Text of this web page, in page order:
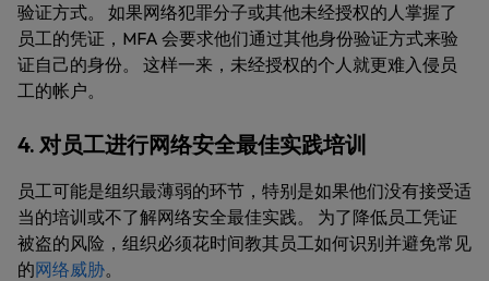
验证方式。 如果网络犯罪分子或其他未经授权的人掌握了
员工的凭证，MFA 会要求他们通过其他身份验证方式来验
证自己的身份。 这样一来，未经授权的个人就更难入侵员
工的帐户。
4. 对员工进行网络安全最佳实践培训
员工可能是组织最薄弱的环节，特别是如果他们没有接受适
当的培训或不了解网络安全最佳实践。 为了降低员工凭证
被盗的风险，组织必须花时间教其员工如何识别并避免常见
的网络威胁。